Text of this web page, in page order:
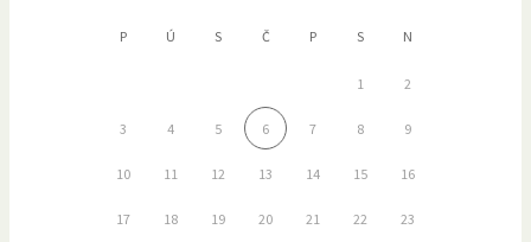
P Ú S Č P S N
1 2
3 4 5 6 7 8 9
10 11 12 13 14 15 16
17 18 19 20 21 22 23